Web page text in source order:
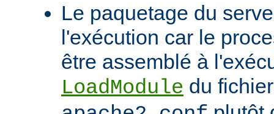
Le paquetage du
l'exécution car le
être assemblé à
LoadModule du